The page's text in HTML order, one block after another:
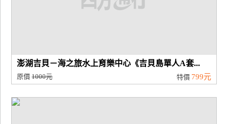
澎湖吉貝－海之旅水上育樂中心《吉貝島單人A套...
原價1000元 特價 799元